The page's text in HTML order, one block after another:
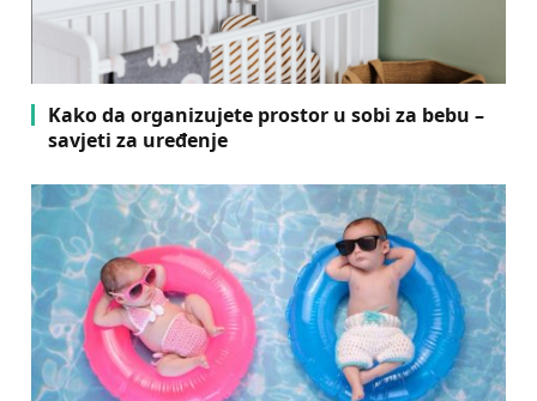
Kako da organizujete prostor u sobi za bebu –
savjeti za uređenje